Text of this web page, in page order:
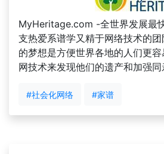
MyHeritage.com -全世界发展最
支热爱系谱学又精于网络技术的
的梦想是方便世界各地的人们更
网技术来发现他们的遗产和加强同
#社会化网络 #家谱